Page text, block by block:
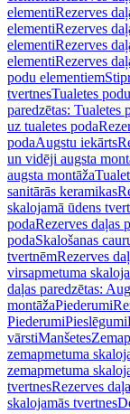
elementiRezerves
elementiRezerves
elementiRezerves
elementiRezerves
podu elementiem
tvertnesTualetes
paredzētas: Tualetes
uz tualetes poda
podaAugstu iekārts
un vidēji augsta
augsta montāža
sanitārās keramikas
skalojamā ūdens
podaRezerves daļas
podaSkalošanas
tvertnēmRezerves
virsapmetuma
daļas paredzētas:
montāžaPiederumi
PiederumiPieslēgumi
vārstiManšetes
zemapmetuma
zemapmetuma
tvertnesRezerves
skalojamās tvertnes